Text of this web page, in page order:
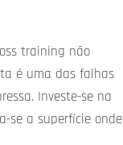
training não
é uma das falhas
Investe-se na
se a superfície onde